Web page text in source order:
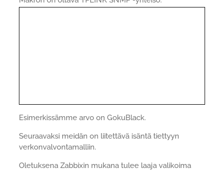
Esimerkissämme arvo on GokuBlack.
Seuraavaksi meidän on liitettävä isäntä tiettyyn
verkonvalvontamalliin.
Oletuksena Zabbixin mukana tulee laaja valikoima